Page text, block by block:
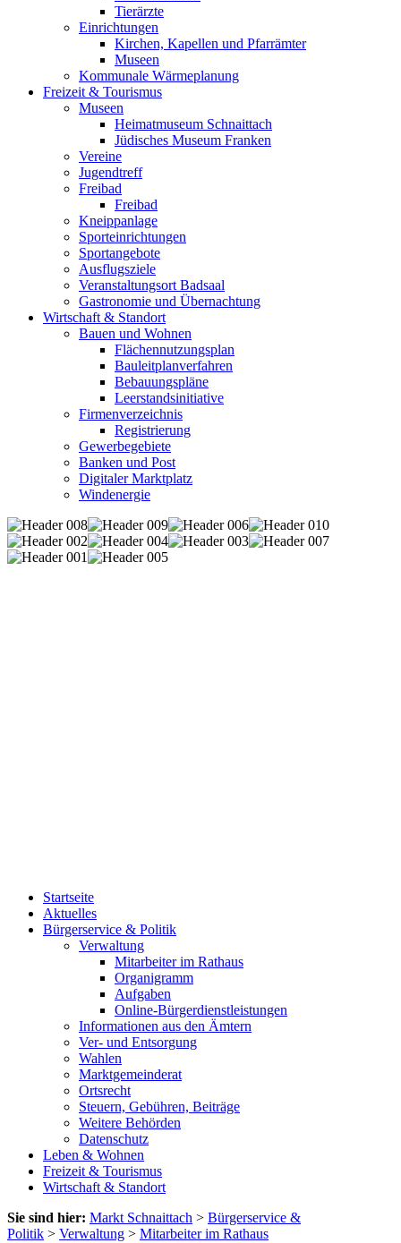
Tierärzte
Einrichtungen
Kirchen, Kapellen und Pfarrämter
Museen
Kommunale Wärmeplanung
Freizeit & Tourismus
Museen
Heimatmuseum Schnaittach
Jüdisches Museum Franken
Vereine
Jugendtreff
Freibad
Freibad
Kneippanlage
Sporteinrichtungen
Sportangebote
Ausflugsziele
Veranstaltungsort Badsaal
Gastronomie und Übernachtung
Wirtschaft & Standort
Bauen und Wohnen
Flächennutzungsplan
Bauleitplanverfahren
Bebauungspläne
Leerstandsinitiative
Firmenverzeichnis
Registrierung
Gewerbegebiete
Banken und Post
Digitaler Marktplatz
Windenergie
Startseite
Aktuelles
Bürgerservice & Politik
Verwaltung
Mitarbeiter im Rathaus
Organigramm
Aufgaben
Online-Bürgerdienstleistungen
Informationen aus den Ämtern
Ver- und Entsorgung
Wahlen
Marktgemeinderat
Ortsrecht
Steuern, Gebühren, Beiträge
Weitere Behörden
Datenschutz
Leben & Wohnen
Freizeit & Tourismus
Wirtschaft & Standort
Sie sind hier: Markt Schnaittach > Bürgerservice &
Politik > Verwaltung > Mitarbeiter im Rathaus